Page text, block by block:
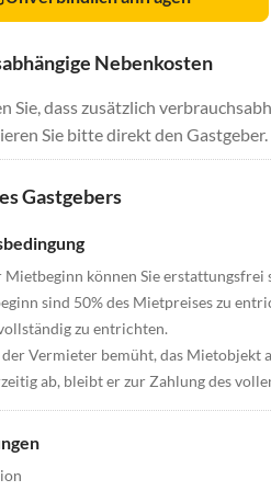
Nebenkosten
Sie, dass zusätzlich
Sie bitte direkt den Gastgeber.
Gastgebers
Mietbeginn können Sie
sind 50% des Mietpreises zu
zu entrichten.
Vermieter bemüht, das Mietobjekt
ab, bleibt er zur Zahlung des